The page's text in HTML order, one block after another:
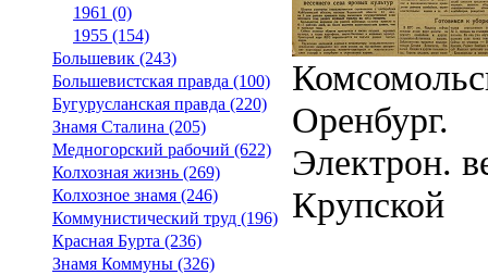
1961 (0)
1955 (154)
Большевик (243)
Большевистская правда (100)
Бугурусланская правда (220)
Знамя Сталина (205)
Медногорский рабочий (622)
Колхозная жизнь (269)
Колхозное знамя (246)
Коммунистический труд (196)
Красная Бурта (236)
Знамя Коммуны (326)
Оренбург.
Электрон.
Крупской